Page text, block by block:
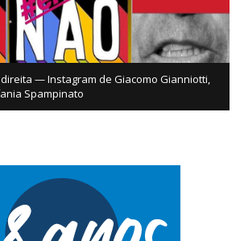
— Instagram de Giacomo Gianniotti,
Spampinato